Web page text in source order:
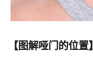
【图解哑门的位置】